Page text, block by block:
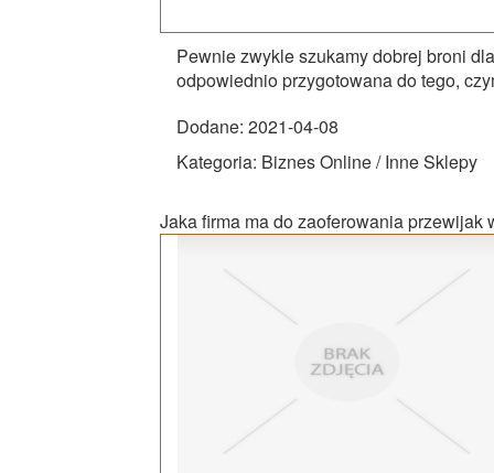
Pewnie zwykle szukamy dobrej broni
odpowiednio przygotowana do tego,
Dodane: 2021-04-08
Kategoria: Biznes Online / Inne Sklepy
Jaka firma ma do zaoferowania przewijak